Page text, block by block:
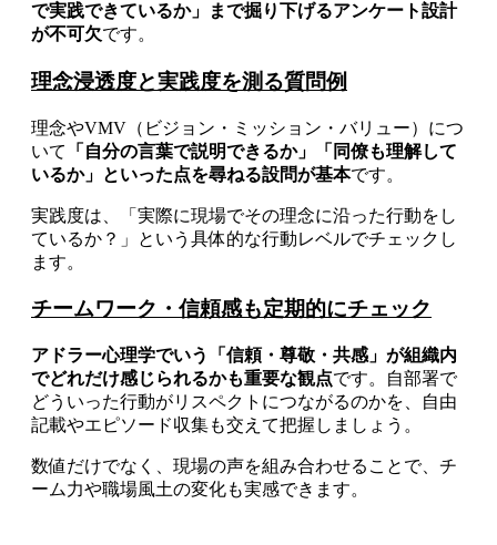
で実践できているか」まで掘り下げるアンケート設計
が不可欠です。
理念浸透度と実践度を測る質問例
理念やVMV（ビジョン・ミッション・バリュー）につ
いて
「自分の言葉で説明できるか」「同僚も理解して
いるか」といった点を尋ねる設問が基本です。
実践度は、「実際に現場でその理念に沿った行動をし
ているか？」という具体的な行動レベルでチェックし
ます。
チームワーク・信頼感も定期的にチェック
アドラー心理学でいう「信頼・尊敬・共感」が組織内
でどれだけ感じられるかも重要な観点です。自部署で
どういった行動がリスペクトにつながるのかを、自由
記載やエピソード収集も交えて把握しましょう。
数値だけでなく、現場の声を組み合わせることで、チ
ーム力や職場風土の変化も実感できます。